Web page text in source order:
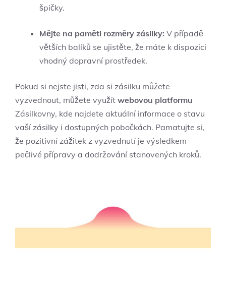
špičky.
Mějte na paměti rozměry zásilky: V případě
větších balíků se ujistěte, že máte k dispozici
vhodný dopravní prostředek.
Pokud si nejste jisti, zda si zásilku můžete
vyzvednout, můžete využít webovou platformu
Zásilkovny, kde najdete aktuální informace o stavu
vaší zásilky i dostupných pobočkách. Pamatujte si,
že pozitivní zážitek z vyzvednutí je výsledkem
pečlivé přípravy a dodržování stanovených kroků.